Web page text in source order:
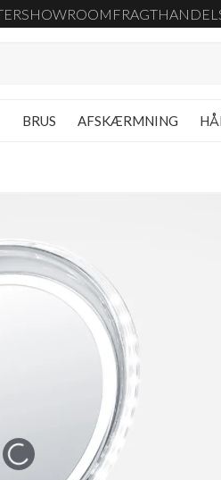
SHOWROOM FRAGT
BRUS AFSKÆRMNING